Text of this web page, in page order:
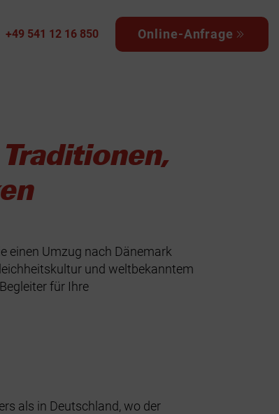
+49 541 12 16 850 Online-Anfrage
einen Umzug nach Dänemark
und weltbekanntem
für Ihre
als in Deutschland, wo der